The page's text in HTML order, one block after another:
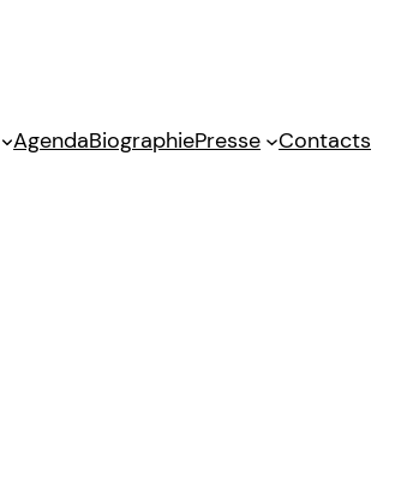
AgendaBiographiePresse Contacts